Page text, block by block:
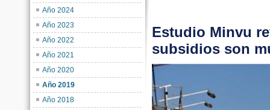
Año 2024
Año 2023
Año 2022
Año 2021
Año 2020
Año 2019
Año 2018
Estudio Minvu
subsidios son